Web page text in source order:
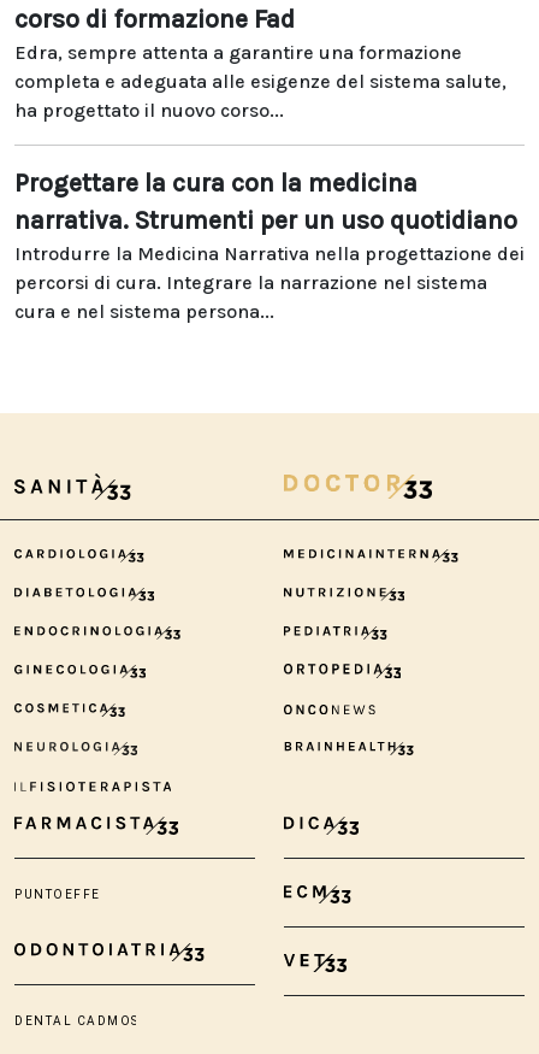
corso di formazione Fad
Edra, sempre attenta a garantire una formazione
completa e adeguata alle esigenze del sistema salute,
ha progettato il nuovo corso...
Progettare la cura con la medicina
narrativa. Strumenti per un uso quotidiano
Introdurre la Medicina Narrativa nella progettazione dei
percorsi di cura. Integrare la narrazione nel sistema
cura e nel sistema persona...